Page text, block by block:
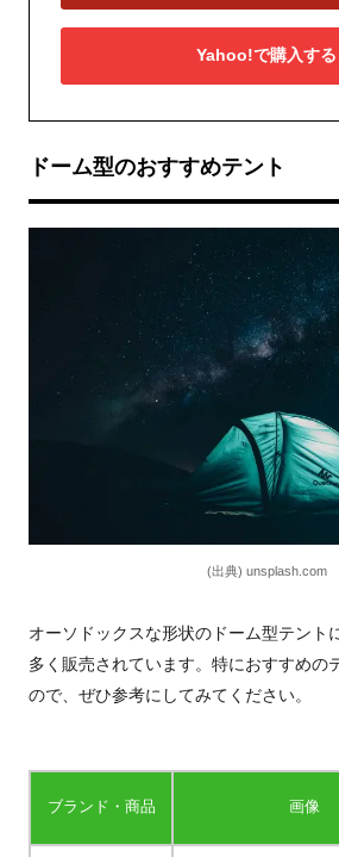
Yahoo!で購入する
ドーム型のおすすめテント
(出典) unsplash.com
オーソドックスな形状のドーム型テント
多く販売されています。特におすすめの
ので、ぜひ参考にしてみてください。
ブランド・商品 画像